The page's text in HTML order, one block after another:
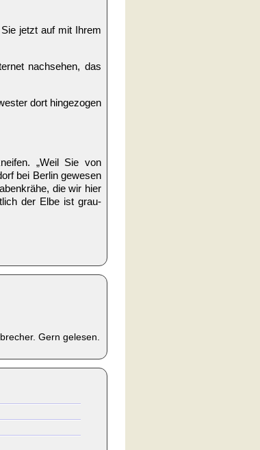
jetzt auf mit Ihrem
nachsehen, das
dort hingezogen
„Weil Sie von
bei Berlin gewesen
die wir hier
der Elbe ist grau-
Gern gelesen.